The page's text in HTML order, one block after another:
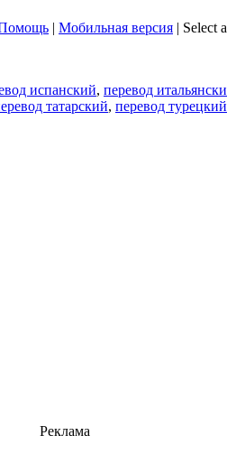
| Мобильная версия | Select
испанский, перевод
татарский, перевод турецкий
Реклама